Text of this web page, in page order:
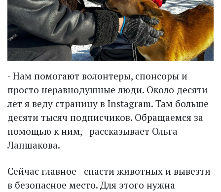
- Нам помогают волонтеры, спонсоры и
просто неравнодушные люди. Около десяти
лет я веду страницу в Instagram. Там больше
десяти тысяч подписчиков. Обращаемся за
помощью к ним, - рассказывает Ольга
Лапшакова.
Сейчас главное - спасти животных и вывезти
в безопасное место. Для этого нужна